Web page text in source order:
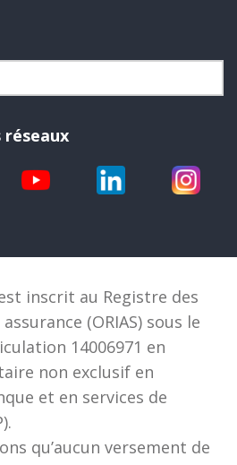
réseaux
inscrit au Registre des
(ORIAS) sous le
14006971 en
non exclusif en
et en services de
qu’aucun versement de